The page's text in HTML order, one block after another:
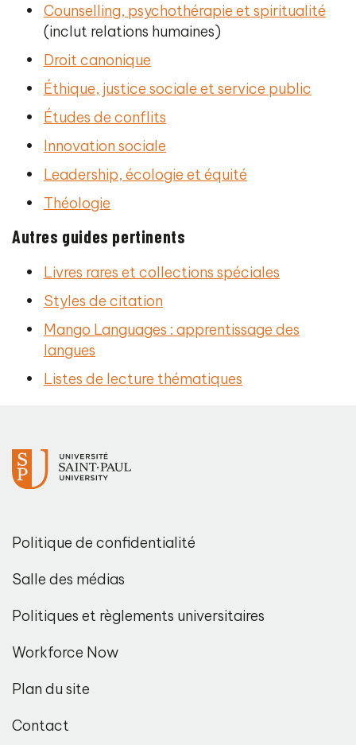
Counselling, psychothérapie et spiritualité
(inclut relations humaines)
Droit canonique
Éthique, justice sociale et service public
Études de conflits
Innovation sociale
Leadership, écologie et équité
Théologie
Autres guides pertinents
Livres rares et collections spéciales
Styles de citation
Mango Languages : apprentissage des
langues
Listes de lecture thématiques
Politique de confidentialité
Salle des médias
Politiques et règlements universitaires
Workforce Now
Plan du site
Contact